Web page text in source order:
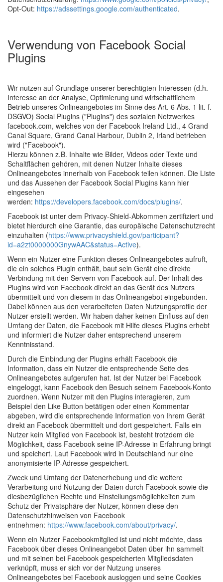
Opt-Out: https://adssettings.google.com/authenticated.
Verwendung von Facebook Social
Plugins
Wir nutzen auf Grundlage unserer berechtigten Interessen (d.h.
Interesse an der Analyse, Optimierung und wirtschaftlichem
Betrieb unseres Onlineangebotes im Sinne des Art. 6 Abs. 1 lit. f.
DSGVO) Social Plugins ("Plugins") des sozialen Netzwerkes
facebook.com, welches von der Facebook Ireland Ltd., 4 Grand
Canal Square, Grand Canal Harbour, Dublin 2, Irland betrieben
wird ("Facebook").
Hierzu können z.B. Inhalte wie Bilder, Videos oder Texte und
Schaltflächen gehören, mit denen Nutzer Inhalte dieses
Onlineangebotes innerhalb von Facebook teilen können. Die Liste
und das Aussehen der Facebook Social Plugins kann hier
eingesehen
werden: https://developers.facebook.com/docs/plugins/.
Facebook ist unter dem Privacy-Shield-Abkommen zertifiziert und
bietet hierdurch eine Garantie, das europäische Datenschutzrecht
einzuhalten (https://www.privacyshield.gov/participant?
id=a2zt0000000GnywAAC&status=Active).
Wenn ein Nutzer eine Funktion dieses Onlineangebotes aufruft,
die ein solches Plugin enthält, baut sein Gerät eine direkte
Verbindung mit den Servern von Facebook auf. Der Inhalt des
Plugins wird von Facebook direkt an das Gerät des Nutzers
übermittelt und von diesem in das Onlineangebot eingebunden.
Dabei können aus den verarbeiteten Daten Nutzungsprofile der
Nutzer erstellt werden. Wir haben daher keinen Einfluss auf den
Umfang der Daten, die Facebook mit Hilfe dieses Plugins erhebt
und informiert die Nutzer daher entsprechend unserem
Kenntnisstand.
Durch die Einbindung der Plugins erhält Facebook die
Information, dass ein Nutzer die entsprechende Seite des
Onlineangebotes aufgerufen hat. Ist der Nutzer bei Facebook
eingeloggt, kann Facebook den Besuch seinem Facebook-Konto
zuordnen. Wenn Nutzer mit den Plugins interagieren, zum
Beispiel den Like Button betätigen oder einen Kommentar
abgeben, wird die entsprechende Information von Ihrem Gerät
direkt an Facebook übermittelt und dort gespeichert. Falls ein
Nutzer kein Mitglied von Facebook ist, besteht trotzdem die
Möglichkeit, dass Facebook seine IP-Adresse in Erfahrung bringt
und speichert. Laut Facebook wird in Deutschland nur eine
anonymisierte IP-Adresse gespeichert.
Zweck und Umfang der Datenerhebung und die weitere
Verarbeitung und Nutzung der Daten durch Facebook sowie die
diesbezüglichen Rechte und Einstellungsmöglichkeiten zum
Schutz der Privatsphäre der Nutzer, können diese den
Datenschutzhinweisen von Facebook
entnehmen: https://www.facebook.com/about/privacy/.
Wenn ein Nutzer Facebookmitglied ist und nicht möchte, dass
Facebook über dieses Onlineangebot Daten über ihn sammelt
und mit seinen bei Facebook gespeicherten Mitgliedsdaten
verknüpft, muss er sich vor der Nutzung unseres
Onlineangebotes bei Facebook ausloggen und seine Cookies